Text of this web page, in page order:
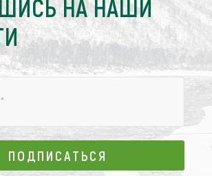
НА НАШИ
*
ПОДПИСАТЬСЯ